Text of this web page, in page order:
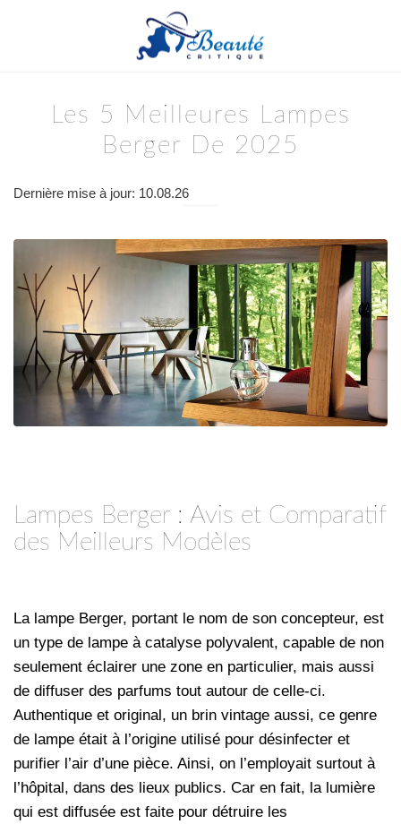
Les 5 Meilleures Lampes
Berger De 2025
Dernière mise à jour: 10.08.26
Lampes Berger : Avis et Comparatif
des Meilleurs Modèles
La lampe Berger, portant le nom de son concepteur, est
un type de lampe à catalyse polyvalent, capable de non
seulement éclairer une zone en particulier, mais aussi
de diffuser des parfums tout autour de celle-ci.
Authentique et original, un brin vintage aussi, ce genre
de lampe était à l’origine utilisé pour désinfecter et
purifier l’air d’une pièce. Ainsi, on l’employait surtout à
l’hôpital, dans des lieux publics. Car en fait, la lumière
qui est diffusée est faite pour détruire les